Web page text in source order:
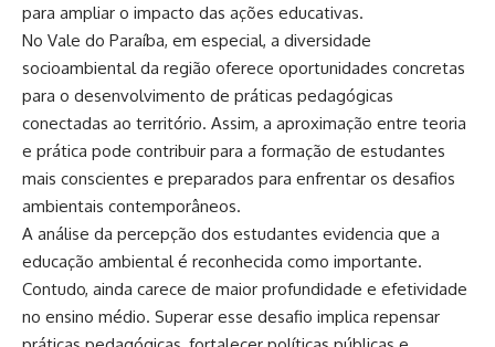
para ampliar o impacto das ações educativas.
No Vale do Paraíba, em especial, a diversidade
socioambiental da região oferece oportunidades concretas
para o desenvolvimento de práticas pedagógicas
conectadas ao território. Assim, a aproximação entre teoria
e prática pode contribuir para a formação de estudantes
mais conscientes e preparados para enfrentar os desafios
ambientais contemporâneos.
A análise da percepção dos estudantes evidencia que a
educação ambiental é reconhecida como importante.
Contudo, ainda carece de maior profundidade e efetividade
no ensino médio. Superar esse desafio implica repensar